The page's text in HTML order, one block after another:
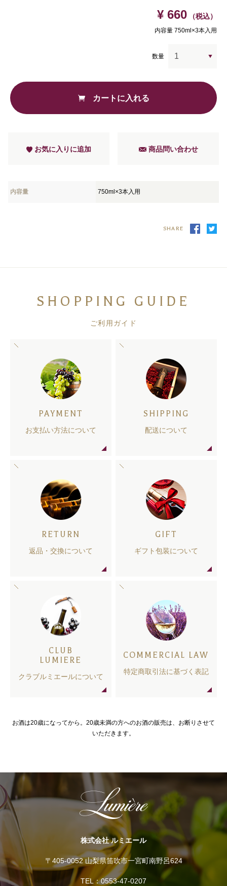
¥ 660
（税込）
内容量 750ml×3本入用
数量
カートに入れる
お気に入りに追加 商品問い合わせ
内容量 750ml×3本入用
SHARE
SHOPPING GUIDE
ご利用ガイド
PAYMENT
お支払い方法について
SHIPPING
配送について
RETURN
返品・交換について
GIFT
ギフト包装について
CLUB
LUMIERE
クラブルミエールについて
COMMERCIAL LAW
特定商取引法に基づく表記
お酒は20歳になってから。20歳未満の方へのお酒の販売は、お断りさせて
いただきます。
株式会社 ルミエール
〒405-0052 山梨県笛吹市一宮町南野呂624
TEL：0553-47-0207